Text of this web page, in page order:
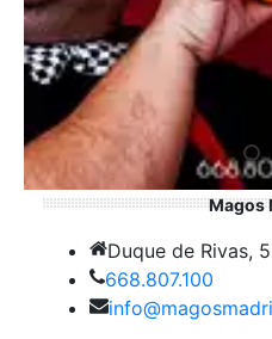
Magos
Duque de Rivas,
668.807.100